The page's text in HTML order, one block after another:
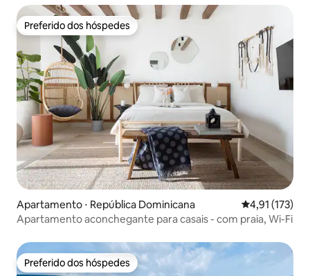
Preferido dos hóspedes
Preferido dos hóspedes
Apartamento ⋅ República Dominicana 4,91 de uma
4,91 (173)
Apartamento aconchegante para casais - com praia, Wi-Fi
Preferido dos hóspedes
Preferido dos hóspedes